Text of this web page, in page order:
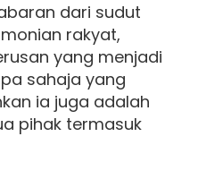
dari sudut
rakyat,
yang menjadi
sahaja yang
ia juga adalah
pihak termasuk